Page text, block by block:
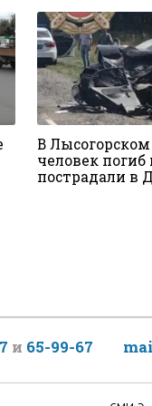
В
человек погиб
пострадали в
и 65-99-67